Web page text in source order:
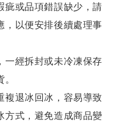
疵或品項錯誤缺少，請
，以便安排後續處理事
一經拆封或未冷凍保存
複退冰回冰，容易導致
方式，避免造成商品變